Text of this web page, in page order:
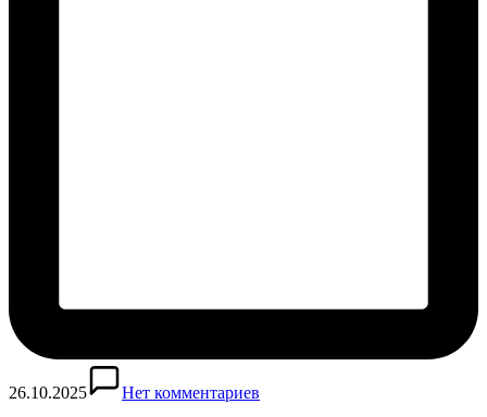
26.10.2025 Нет комментариев